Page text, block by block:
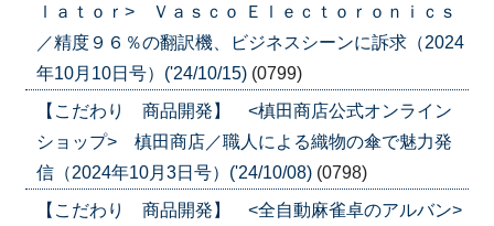
ｌａｔｏｒ> Ｖａｓｃｏ Ｅｌｅｃｔｏｒｏｎｉｃｓ
／精度９６％の翻訳機、ビジネスシーンに訴求（2024
年10月10日号）('24/10/15) (0799)
【こだわり 商品開発】 <槙田商店公式オンライン
ショップ> 槙田商店／職人による織物の傘で魅力発
信（2024年10月3日号）('24/10/08) (0798)
【こだわり 商品開発】 <全自動麻雀卓のアルバン>